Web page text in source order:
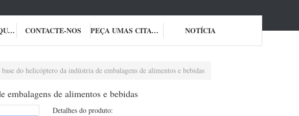
CONTROLE DA QUALIDADE CONTACTE-NOS PEÇA UMAS CITAÇÕES NOTÍCIA
do helicóptero da indústria de embalagens de alimentos e bebidas
embalagens de alimentos e bebidas
Detalhes do produto: